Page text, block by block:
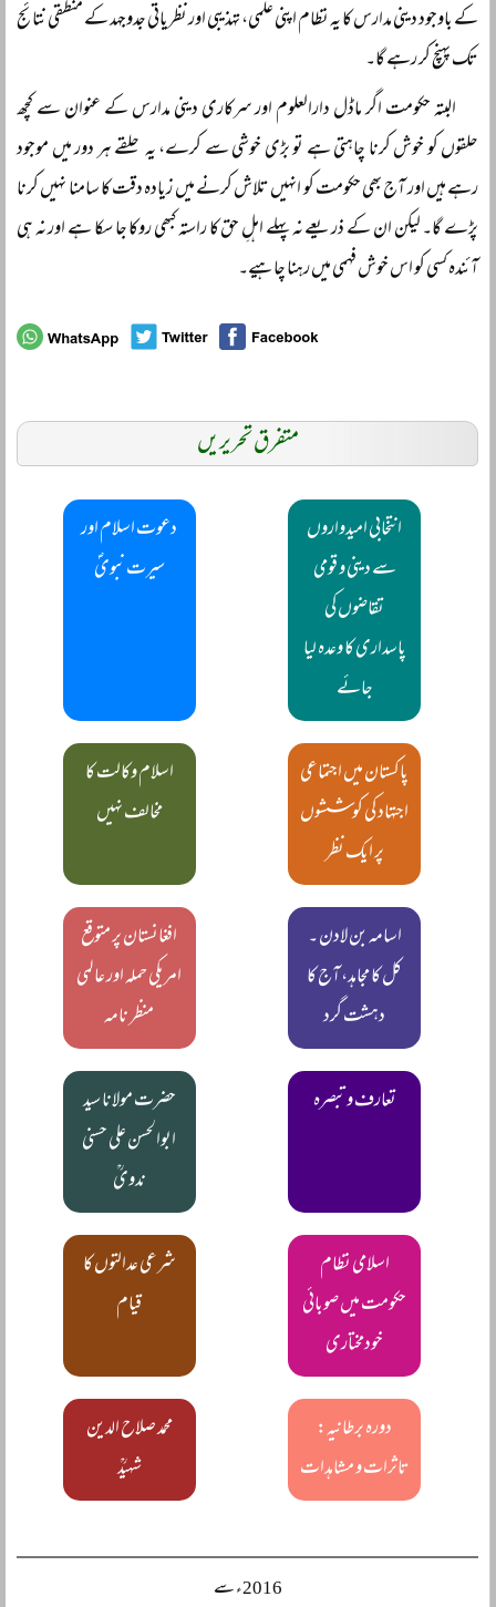
کے باوجود دینی مدارس کا یہ نظام اپنی علمی، تہذیبی اور نظریاتی جدوجہد کے منطقی نتائج
تک پہنچ کر رہے گا۔
البتہ حکومت اگر ماڈل دارالعلوم اور سرکاری دینی مدارس کے عنوان سے کچھ
حلقوں کو خوش کرنا چاہتی ہے تو بڑی خوشی سے کرے، یہ حلقے ہر دور میں موجود
رہے ہیں اور آج بھی حکومت کو انہیں تلاش کرنے میں زیادہ دقت کا سامنا نہیں کرنا
پڑے گا۔ لیکن ان کے ذریعے نہ پہلے اہلِ حق کا راستہ کبھی روکا جا سکا ہے اور نہ ہی
آئندہ کسی کو اس خوش فہمی میں رہنا چاہیے۔
متفرق تحریریں
انتخابی امیدواروں
سے دینی و قومی
تقاضوں کی
پاسداری کا وعدہ لیا
جائے
دعوت اسلام اور
سیرت نبویؐ
پاکستان میں اجتماعی
اجتہاد کی کوششوں
پر ایک نظر
اسلام وکالت کا
مخالف نہیں
اسامہ بن لادن ۔
کل کا مجاہد، آج کا
دہشت گرد
افغانستان پر متوقع
امریکی حملہ اور عالمی
منظر نامہ
تعارف و تبصرہ
حضرت مولانا سید
ابوالحسن علی حسنی
ندویؒ
اسلامی نظام
حکومت میں صوبائی
خودمختاری
شرعی عدالتوں کا
قیام
دورہ برطانیہ:
تاثرات و مشاہدات
محمد صلاح الدین
شہیدؒ
2016ء سے